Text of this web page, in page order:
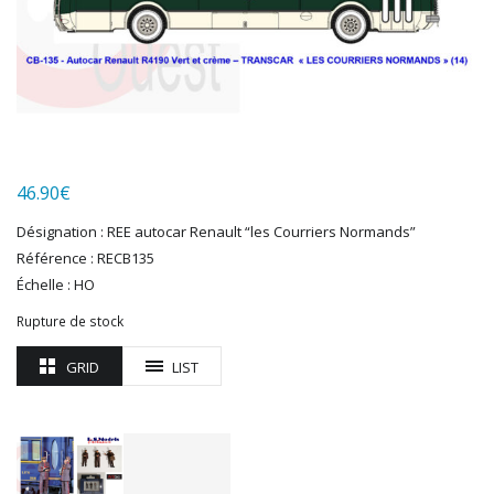
HERKAT
HUMBROL
ITALERI
MAKETTE
MARLKIN
MKD
NOREV
PG mini
PIKO
PREISER
PRINCE AUGUST
46.90€
Désignation : REE autocar Renault “les Courriers Normands”
Référence : RECB135
Échelle : HO
Rupture de stock
GRID LIST